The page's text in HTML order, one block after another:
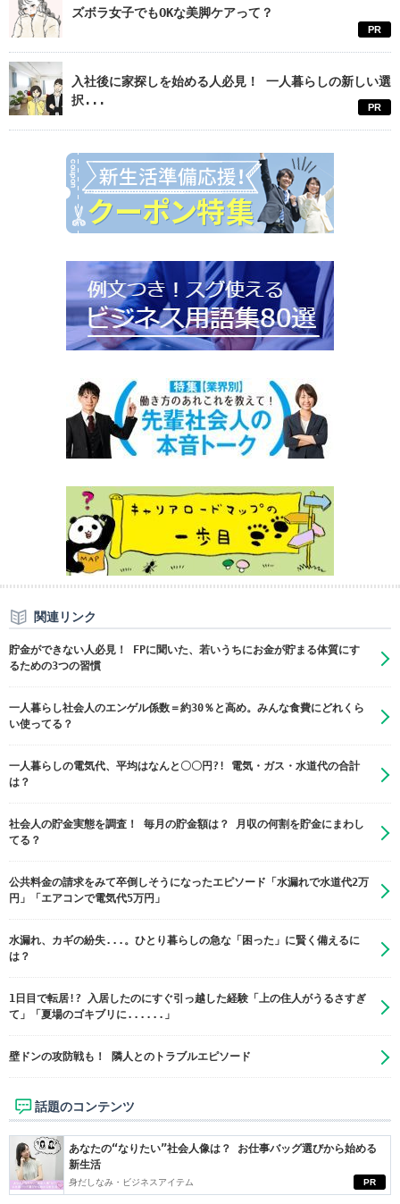
ズボラ女子でもOKな美脚ケアって？
PR
入社後に家探しを始める人必見！ 一人暮らしの新しい選
択...
PR
関連リンク
貯金ができない人必見！ FPに聞いた、若いうちにお金が貯まる体質にす
るための3つの習慣
一人暮らし社会人のエンゲル係数＝約30％と高め。みんな食費にどれくら
い使ってる？
一人暮らしの電気代、平均はなんと〇〇円?! 電気・ガス・水道代の合計
は？
社会人の貯金実態を調査！ 毎月の貯金額は？ 月収の何割を貯金にまわし
てる？
公共料金の請求をみて卒倒しそうになったエピソード「水漏れで水道代2万
円」「エアコンで電気代5万円」
水漏れ、カギの紛失...。ひとり暮らしの急な「困った」に賢く備えるに
は？
1日目で転居!? 入居したのにすぐ引っ越した経験「上の住人がうるさすぎ
て」「夏場のゴキブリに......」
壁ドンの攻防戦も！ 隣人とのトラブルエピソード
話題のコンテンツ
PR
あなたの“なりたい”社会人像は？ お仕事バッグ選びから始める
新生活
身だしなみ・ビジネスアイテム